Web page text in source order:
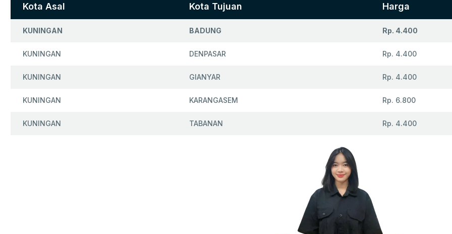
Kota Asal Kota Tujuan Harga
KUNINGAN BADUNG Rp. 4.400
KUNINGAN DENPASAR Rp. 4.400
KUNINGAN GIANYAR Rp. 4.400
KUNINGAN KARANGASEM Rp. 6.800
KUNINGAN TABANAN Rp. 4.400